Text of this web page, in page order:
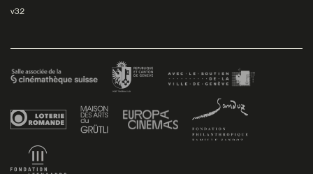
v3.2